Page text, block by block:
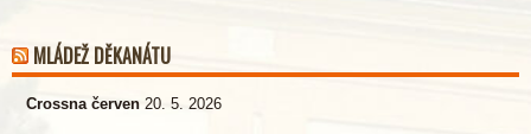
MLÁDEŽ DĚKANÁTU
Crossna červen 20. 5. 2026